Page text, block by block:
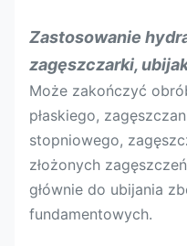
Zastosowanie
zagęszczarki,
Może zakończyć
płaskiego,
stopniowego,
złożonych
głównie do ubijania
fundamentowych.